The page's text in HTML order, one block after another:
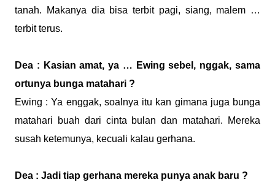
tanah. Makanya dia bisa terbit pagi, siang, malem …
terbit terus.
Dea : Kasian amat, ya … Ewing sebel, nggak, sama
ortunya bunga matahari ?
Ewing : Ya enggak, soalnya itu kan gimana juga bunga
matahari buah dari cinta bulan dan matahari. Mereka
susah ketemunya, kecuali kalau gerhana.
Dea : Jadi tiap gerhana mereka punya anak baru ?